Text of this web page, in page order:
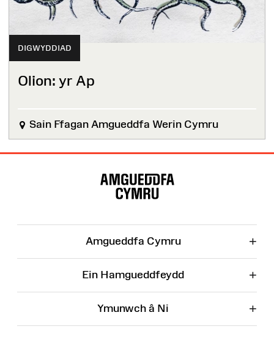
DIGWYDDIAD
Olion: yr Ap
Sain Ffagan Amgueddfa Werin Cymru
Amgueddfa Cymru +
Ein Hamgueddfeydd +
Ymunwch â Ni +